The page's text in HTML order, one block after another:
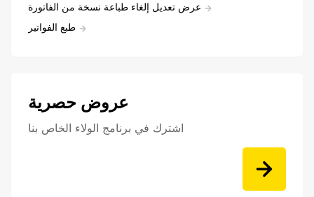
عرض تعديل إلغاء طباعة نسخة من الفاتورة
طبع الفواتير
عروض حصرية
اشترك في برنامج الولاء الخاص بنا